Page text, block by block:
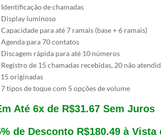
Identificação de chamadas
Display luminoso
Capacidade para até 7 ramais (base + 6 ramais)
Agenda para 70 contatos
Discagem rápida para até 10 números
Registro de 15 chamadas recebidas, 20 não
originadas
7 tipos de toque com 5 opções de volume
Até 6x de R$31.67 Sem Juros
de Desconto R$180.49 à Vista